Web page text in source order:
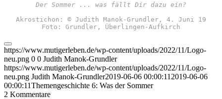
Der Sommer ... was fällt Dir dazu ein?
Akrostichon: © Judith Manok-Grundler, 4. Juni 19
Foto: Grundler, Überlingen-Aufkirch
https://www.mutigerleben.de/wp-content/uploads/2022/11/Logo-
neu.png 0 0 Judith Manok-Grundler
https://www.mutigerleben.de/wp-content/uploads/2022/11/Logo-
neu.png Judith Manok-Grundler2019-06-06 00:00:11 2019-06-06
00:00:11Themengeschichte 6: Was der Sommer
2 Kommentare